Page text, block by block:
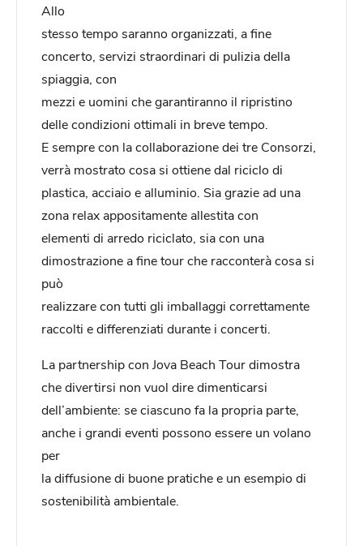
Allo
stesso tempo saranno organizzati, a fine
concerto, servizi straordinari di pulizia della
spiaggia, con
mezzi e uomini che garantiranno il ripristino
delle condizioni ottimali in breve tempo.
E sempre con la collaborazione dei tre Consorzi,
verrà mostrato cosa si ottiene dal riciclo di
plastica, acciaio e alluminio. Sia grazie ad una
zona relax appositamente allestita con
elementi di arredo riciclato, sia con una
dimostrazione a fine tour che racconterà cosa si
può
realizzare con tutti gli imballaggi correttamente
raccolti e differenziati durante i concerti.
La partnership con Jova Beach Tour dimostra
che divertirsi non vuol dire dimenticarsi
dell’ambiente: se ciascuno fa la propria parte,
anche i grandi eventi possono essere un volano
per
la diffusione di buone pratiche e un esempio di
sostenibilità ambientale.